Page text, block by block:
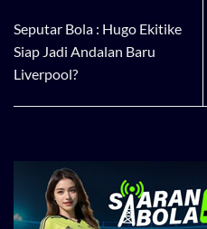
Seputar Bola : Hugo Ekitike
Siap Jadi Andalan Baru
Liverpool?